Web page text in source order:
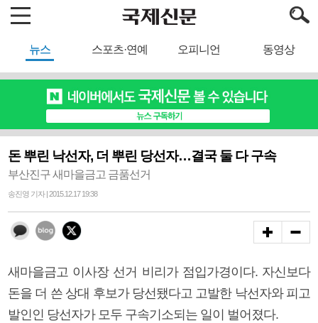
뉴스 스포츠·연예 오피니언 동영상
돈 뿌린 낙선자, 더 뿌린 당선자…결국 둘 다 구속
부산진구 새마을금고 금품선거
송진영 기자 | 2015.12.17 19:38
새마을금고 이사장 선거 비리가 점입가경이다. 자신보다
돈을 더 쓴 상대 후보가 당선됐다고 고발한 낙선자와 피고
발인인 당선자가 모두 구속기소되는 일이 벌어졌다.